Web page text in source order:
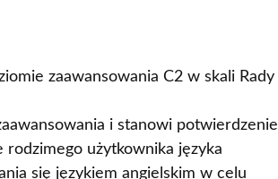
zaawansowania C2 w skali Rady
i stanowi potwierdzenie
rodzimego użytkownika języka
się językiem angielskim w celu